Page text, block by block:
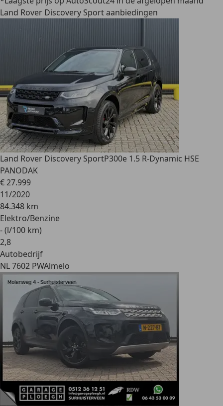
Land Rover Discovery Sport aanbiedingen
Land Rover Discovery SportP300e 1.5 R-Dynamic HSE
PANODAK
€ 27.999
11/2020
84.348 km
Elektro/Benzine
- (l/100 km)
2,8
Autobedrijf
NL 7602 PWAlmelo